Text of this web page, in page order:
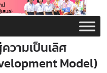
วามเป็นเลิศ
Model)